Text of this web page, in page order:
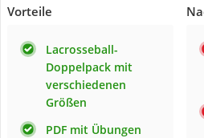
Vorteile
Lacrosseball-
Doppelpack mit
verschiedenen
Größen
PDF mit Übungen